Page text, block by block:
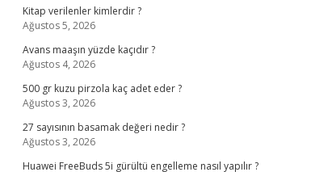
Kitap verilenler kimlerdir ?
Ağustos 5, 2026
Avans maaşın yüzde kaçıdır ?
Ağustos 4, 2026
500 gr kuzu pirzola kaç adet eder ?
Ağustos 3, 2026
27 sayısının basamak değeri nedir ?
Ağustos 3, 2026
Huawei FreeBuds 5i gürültü engelleme nasıl yapılır ?